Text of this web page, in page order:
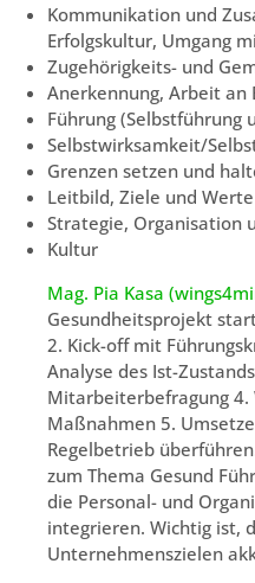
Kommunikation und
Erfolgskultur, Umgang
Zugehörigkeits- und
Anerkennung, Arbeit an
Führung (Selbstführung
Selbstwirksamkeit/
Grenzen setzen und
Leitbild, Ziele und Werte
Strategie, Organisation
Kultur
Mag. Pia Kasa
Gesundheitsprojekt
2. Kick-off mit
Analyse des Ist-
Mitarbeiterbefragung 4.
Maßnahmen 5.
Regelbetrieb
zum Thema Gesund
die Personal- und
integrieren. Wichtig ist,
Unternehmenszielen